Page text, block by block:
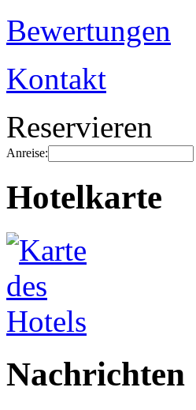
Bewertungen
Kontakt
Reservieren
Anreise:
Hotelkarte
Nachrichten